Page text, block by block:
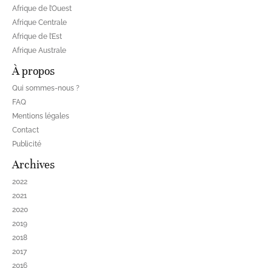
Afrique de l’Ouest
Afrique Centrale
Afrique de l’Est
Afrique Australe
À propos
Qui sommes-nous ?
FAQ
Mentions légales
Contact
Publicité
Archives
2022
2021
2020
2019
2018
2017
2016